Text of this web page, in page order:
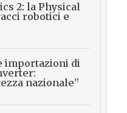
2: la Physical
robotici e
importazioni di
nazionale”